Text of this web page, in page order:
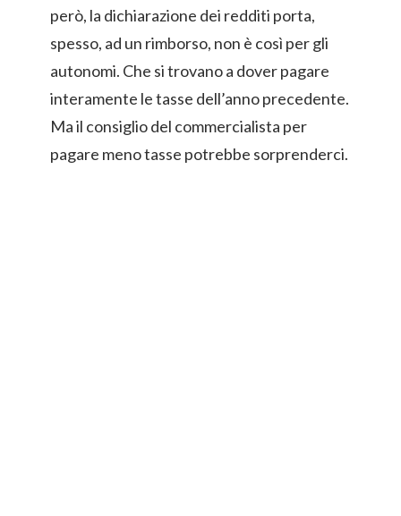
però, la dichiarazione dei redditi porta,
spesso, ad un rimborso, non è così per gli
autonomi. Che si trovano a dover pagare
interamente le tasse dell’anno precedente.
Ma il consiglio del commercialista per
pagare meno tasse potrebbe sorprenderci.